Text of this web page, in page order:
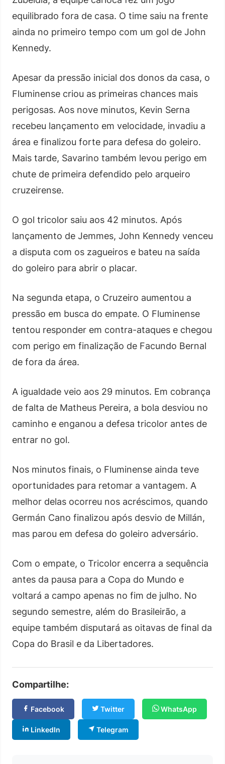
equilibrado fora de casa. O time saiu na frente
ainda no primeiro tempo com um gol de John
Kennedy.
Apesar da pressão inicial dos donos da casa, o
Fluminense criou as primeiras chances mais
perigosas. Aos nove minutos, Kevin Serna
recebeu lançamento em velocidade, invadiu a
área e finalizou forte para defesa do goleiro.
Mais tarde, Savarino também levou perigo em
chute de primeira defendido pelo arqueiro
cruzeirense.
O gol tricolor saiu aos 42 minutos. Após
lançamento de Jemmes, John Kennedy venceu
a disputa com os zagueiros e bateu na saída
do goleiro para abrir o placar.
Na segunda etapa, o Cruzeiro aumentou a
pressão em busca do empate. O Fluminense
tentou responder em contra-ataques e chegou
com perigo em finalização de Facundo Bernal
de fora da área.
A igualdade veio aos 29 minutos. Em cobrança
de falta de Matheus Pereira, a bola desviou no
caminho e enganou a defesa tricolor antes de
entrar no gol.
Nos minutos finais, o Fluminense ainda teve
oportunidades para retomar a vantagem. A
melhor delas ocorreu nos acréscimos, quando
Germán Cano finalizou após desvio de Millán,
mas parou em defesa do goleiro adversário.
Com o empate, o Tricolor encerra a sequência
antes da pausa para a Copa do Mundo e
voltará a campo apenas no fim de julho. No
segundo semestre, além do Brasileirão, a
equipe também disputará as oitavas de final da
Copa do Brasil e da Libertadores.
Compartilhe:
Facebook Twitter WhatsApp
LinkedIn Telegram